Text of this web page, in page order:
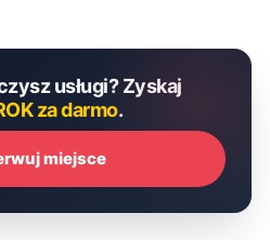
usługi? Zyskaj
za darmo.
miejsce